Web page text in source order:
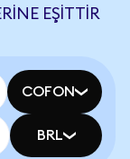
EŞITTIR
COFON
BRL